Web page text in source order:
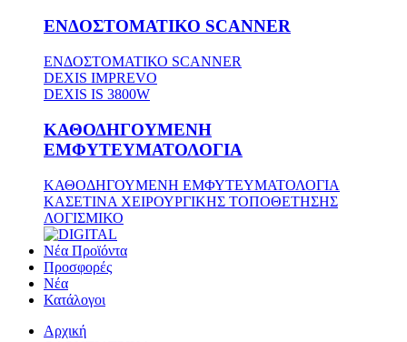
ΕΝΔΟΣΤΟΜΑΤΙΚΟ SCANNER
ΕΝΔΟΣΤΟΜΑΤΙΚΟ SCANNER
DEXIS IMPREVO
DEXIS IS 3800W
ΚΑΘΟΔΗΓΟΥΜΕΝΗ
ΕΜΦΥΤΕΥΜΑΤΟΛΟΓΙΑ
ΚΑΘΟΔΗΓΟΥΜΕΝΗ ΕΜΦΥΤΕΥΜΑΤΟΛΟΓΙΑ
ΚΑΣΕΤΙΝΑ ΧΕΙΡΟΥΡΓΙΚΗΣ ΤΟΠΟΘΕΤΗΣΗΣ
ΛΟΓΙΣΜΙΚΟ
Νέα Προϊόντα
Προσφορές
Νέα
Κατάλογοι
Αρχική